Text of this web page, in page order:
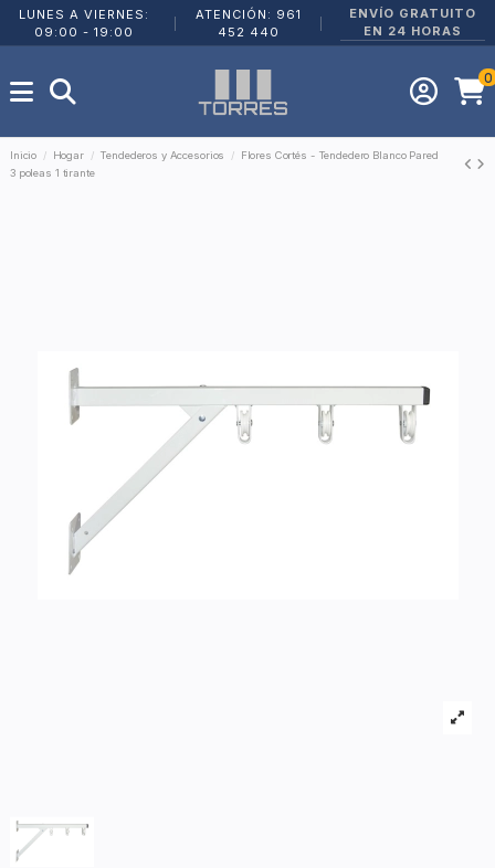
LUNES A VIERNES:
09:00 - 19:00
ATENCIÓN: 961
452 440
ENVÍO GRATUITO
EN 24 HORAS
0
Inicio Hogar Tendederos y Accesorios
Flores Cortés - Tendedero Blanco Pared
3 poleas 1 tirante